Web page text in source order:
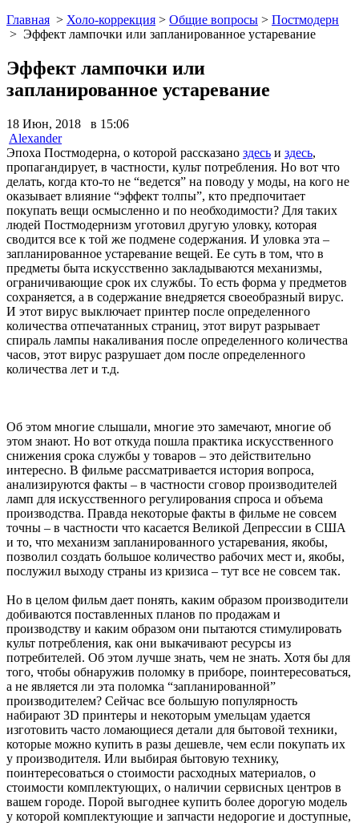
Главная > Холо-коррекция > Общие вопросы > Постмодерн
> Эффект лампочки или запланированное устаревание
Эффект лампочки или
запланированное устаревание
18 Июн, 2018 в 15:06
Alexander
Эпоха Постмодерна, о которой рассказано здесь и здесь,
пропагандирует, в частности, культ потребления. Но вот что
делать, когда кто-то не “ведется” на поводу у моды, на кого не
оказывает влияние “эффект толпы”, кто предпочитает
покупать вещи осмысленно и по необходимости? Для таких
людей Постмодернизм уготовил другую уловку, которая
сводится все к той же подмене содержания. И уловка эта –
запланированное устаревание вещей. Ее суть в том, что в
предметы быта искусственно закладываются механизмы,
ограничивающие срок их службы. То есть форма у предметов
сохраняется, а в содержание внедряется своеобразный вирус.
И этот вирус выключает принтер после определенного
количества отпечатанных страниц, этот вирут разрывает
спираль лампы накаливания после определенного количества
часов, этот вирус разрушает дом после определенного
количества лет и т.д.
Об этом многие слышали, многие это замечают, многие об
этом знают. Но вот откуда пошла практика искусственного
снижения срока службы у товаров – это действительно
интересно. В фильме рассматривается история вопроса,
анализируются факты – в частности сговор производителей
ламп для искусственного регулирования спроса и объема
производства. Правда некоторые факты в фильме не совсем
точны – в частности что касается Великой Депрессии в США
и то, что механизм запланированного устаревания, якобы,
позволил создать большое количество рабочих мест и, якобы,
послужил выходу страны из кризиса – тут все не совсем так.
Но в целом фильм дает понять, каким образом производители
добиваются поставленных планов по продажам и
производству и каким образом они пытаются стимулировать
культ потребления, как они выкачивают ресурсы из
потребителей. Об этом лучше знать, чем не знать. Хотя бы для
того, чтобы обнаружив поломку в приборе, поинтересоваться,
а не является ли эта поломка “запланированной”
производителем? Сейчас все большую популярность
набирают 3D принтеры и некоторым умельцам удается
изготовить часто ломающиеся детали для бытовой техники,
которые можно купить в разы дешевле, чем если покупать их
у производителя. Или выбирая бытовую технику,
поинтересоваться о стоимости расходных материалов, о
стоимости комплектующих, о наличии сервисных центров в
вашем городе. Порой выгоднее купить более дорогую модель
у которой комплектующие и запчасти недорогие и доступные,